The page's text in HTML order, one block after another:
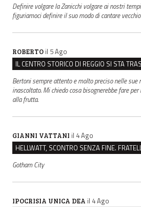
Definire volgare la Zanicchi volgare ai nostri
figuriamoci definire il suo modo di cantare
ROBERTO il 5 Ago
Bertoni sempre attento e molto preciso nelle sue
inascoltato. Mi chiedo cosa bisognerebbe fare
alla frutta.
GIANNI VATTANI il 4 Ago
Gotham City
IPOCRISIA UNICA DEA il 4 Ago